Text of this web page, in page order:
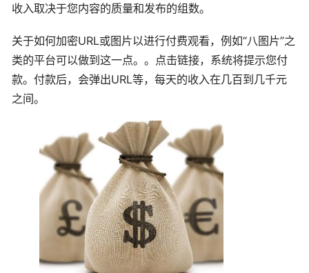
收入取决于您内容的质量和发布的组数。
关于如何加密URL或图片以进行付费观看，例如“八图片”之
类的平台可以做到这一点。。点击链接，系统将提示您付
款。付款后，会弹出URL等，每天的收入在几百到几千元
之间。